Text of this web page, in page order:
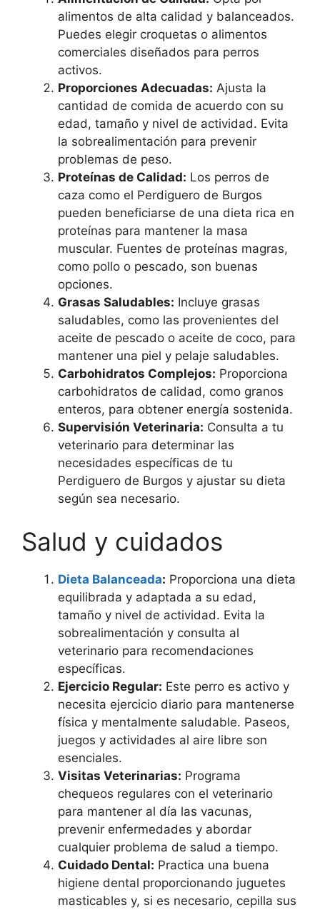
alimentos de alta calidad y balanceados.
Puedes elegir croquetas o alimentos
comerciales diseñados para perros
activos.
Proporciones Adecuadas: Ajusta la
cantidad de comida de acuerdo con su
edad, tamaño y nivel de actividad. Evita
la sobrealimentación para prevenir
problemas de peso.
Proteínas de Calidad: Los perros de
caza como el Perdiguero de Burgos
pueden beneficiarse de una dieta rica en
proteínas para mantener la masa
muscular. Fuentes de proteínas magras,
como pollo o pescado, son buenas
opciones.
Grasas Saludables: Incluye grasas
saludables, como las provenientes del
aceite de pescado o aceite de coco, para
mantener una piel y pelaje saludables.
Carbohidratos Complejos: Proporciona
carbohidratos de calidad, como granos
enteros, para obtener energía sostenida.
Supervisión Veterinaria: Consulta a tu
veterinario para determinar las
necesidades específicas de tu
Perdiguero de Burgos y ajustar su dieta
según sea necesario.
Salud y cuidados
Dieta Balanceada: Proporciona una dieta
equilibrada y adaptada a su edad,
tamaño y nivel de actividad. Evita la
sobrealimentación y consulta al
veterinario para recomendaciones
específicas.
Ejercicio Regular: Este perro es activo y
necesita ejercicio diario para mantenerse
física y mentalmente saludable. Paseos,
juegos y actividades al aire libre son
esenciales.
Visitas Veterinarias: Programa
chequeos regulares con el veterinario
para mantener al día las vacunas,
prevenir enfermedades y abordar
cualquier problema de salud a tiempo.
Cuidado Dental: Practica una buena
higiene dental proporcionando juguetes
masticables y, si es necesario, cepilla sus